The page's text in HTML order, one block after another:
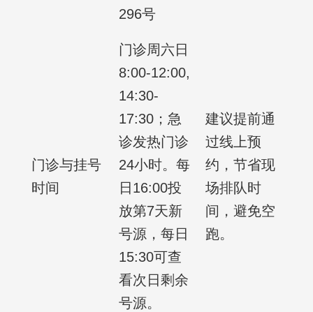
296号
门诊与挂号
时间
门诊周六日
8:00-12:00,
14:30-
17:30；急
诊发热门诊
24小时。每
日16:00投
放第7天新
号源，每日
15:30可查
看次日剩余
号源。
建议提前通
过线上预
约，节省现
场排队时
间，避免空
跑。